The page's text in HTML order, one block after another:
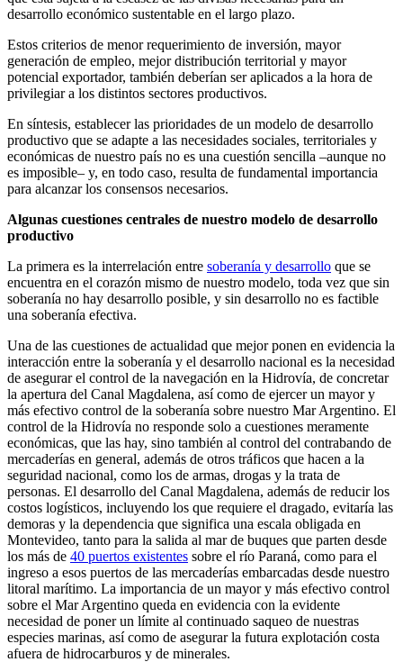
desarrollo económico sustentable en el largo plazo.
Estos criterios de menor requerimiento de inversión, mayor
generación de empleo, mejor distribución territorial y mayor
potencial exportador, también deberían ser aplicados a la hora de
privilegiar a los distintos sectores productivos.
En síntesis, establecer las prioridades de un modelo de desarrollo
productivo que se adapte a las necesidades sociales, territoriales y
económicas de nuestro país no es una cuestión sencilla –aunque no
es imposible– y, en todo caso, resulta de fundamental importancia
para alcanzar los consensos necesarios.
Algunas cuestiones centrales de nuestro modelo de desarrollo
productivo
La primera es la interrelación entre soberanía y desarrollo que se
encuentra en el corazón mismo de nuestro modelo, toda vez que sin
soberanía no hay desarrollo posible, y sin desarrollo no es factible
una soberanía efectiva.
Una de las cuestiones de actualidad que mejor ponen en evidencia la
interacción entre la soberanía y el desarrollo nacional es la necesidad
de asegurar el control de la navegación en la Hidrovía, de concretar
la apertura del Canal Magdalena, así como de ejercer un mayor y
más efectivo control de la soberanía sobre nuestro Mar Argentino. El
control de la Hidrovía no responde solo a cuestiones meramente
económicas, que las hay, sino también al control del contrabando de
mercaderías en general, además de otros tráficos que hacen a la
seguridad nacional, como los de armas, drogas y la trata de
personas. El desarrollo del Canal Magdalena, además de reducir los
costos logísticos, incluyendo los que requiere el dragado, evitaría las
demoras y la dependencia que significa una escala obligada en
Montevideo, tanto para la salida al mar de buques que parten desde
los más de 40 puertos existentes sobre el río Paraná, como para el
ingreso a esos puertos de las mercaderías embarcadas desde nuestro
litoral marítimo. La importancia de un mayor y más efectivo control
sobre el Mar Argentino queda en evidencia con la evidente
necesidad de poner un límite al continuado saqueo de nuestras
especies marinas, así como de asegurar la futura explotación costa
afuera de hidrocarburos y de minerales.